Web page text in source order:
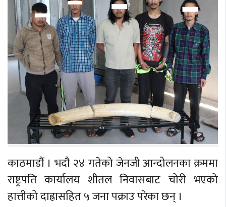
काठमाडौं । भदौ २४ गतेको जेनजी आन्दोलनका क्रममा
राष्ट्रपति कार्यालय शीतल निवासबाट चोरी भएको
हात्तीको दाह्रासहित ५ जना पक्राउ परेका छन् ।